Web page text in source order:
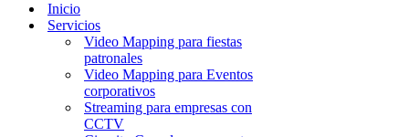
navegación
Inicio
Servicios
Video Mapping para fiestas
patronales
Video Mapping para Eventos
corporativos
Streaming para empresas con
CCTV